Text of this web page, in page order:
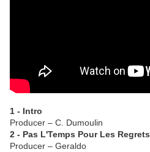
1 - Intro
Producer – C. Dumoulin
2 - Pas L'Temps Pour Les Regrets
Producer – Geraldo